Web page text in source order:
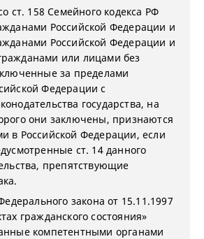
ст. 158 Семейного кодекса РФ
Российской Федерации и
Российской Федерации и
или лицами без
за пределами
Федерации с
государства, на
они заключены, признаются
в Российской Федерации, если
ст. 14 данного
препятствующие
закона от 15.11.1997
гражданского состояния»
компетентными органами